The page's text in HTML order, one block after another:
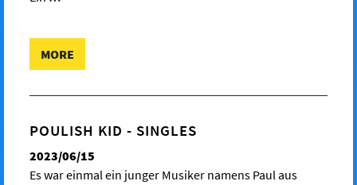
MORE
POULISH KID - SINGLES
2023/06/15
Es war einmal ein junger Musiker namens Paul aus